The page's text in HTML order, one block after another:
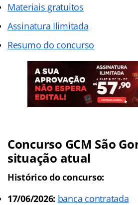
Materiais gratuitos
Assinatura Ilimitada
Resumo do concurso
Concurso GCM São
situação atual
Histórico do concurso:
17/06/2026: banca contratada